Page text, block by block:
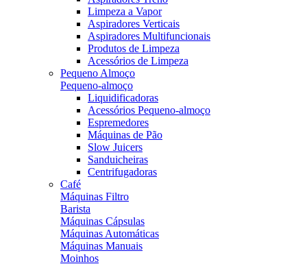
Limpeza a Vapor
Aspiradores Verticais
Aspiradores Multifuncionais
Produtos de Limpeza
Acessórios de Limpeza
Pequeno Almoço
Pequeno-almoço
Liquidificadoras
Acessórios Pequeno-almoço
Espremedores
Máquinas de Pão
Slow Juicers
Sanduicheiras
Centrifugadoras
Café
Máquinas Filtro
Barista
Máquinas Cápsulas
Máquinas Automáticas
Máquinas Manuais
Moinhos